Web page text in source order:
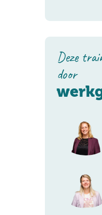
de onderlinge
Deze
door